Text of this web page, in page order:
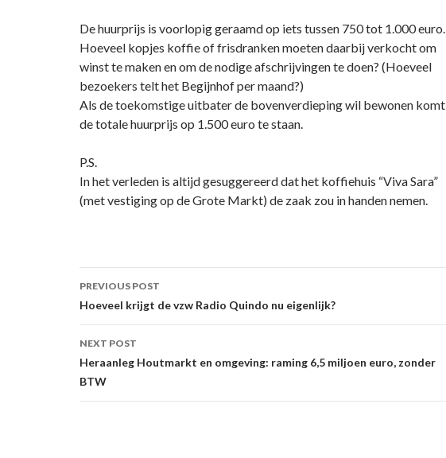
De huurprijs is voorlopig geraamd op iets tussen 750 tot 1.000 euro.
Hoeveel kopjes koffie of frisdranken moeten daarbij verkocht om
winst te maken en om de nodige afschrijvingen te doen? (Hoeveel
bezoekers telt het Begijnhof per maand?)
Als de toekomstige uitbater de bovenverdieping wil bewonen komt
de totale huurprijs op 1.500 euro te staan.
P.S.
In het verleden is altijd gesuggereerd dat het koffiehuis “Viva Sara”
(met vestiging op de Grote Markt) de zaak zou in handen nemen.
Post
navigation
PREVIOUS POST
Hoeveel krijgt de vzw Radio Quindo nu eigenlijk?
NEXT POST
Heraanleg Houtmarkt en omgeving: raming 6,5 miljoen euro, zonder
BTW